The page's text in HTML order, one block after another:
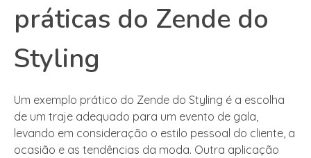
práticas do Zende do
Styling
Um exemplo prático do Zende do Styling é a escolha
de um traje adequado para um evento de gala,
levando em consideração o estilo pessoal do cliente, a
ocasião e as tendências da moda. Outra aplicação